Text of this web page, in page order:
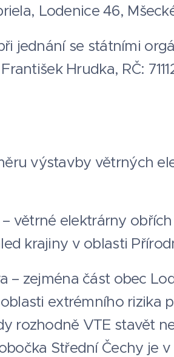
Lodenice 46,
jednání se státními
Hrudka, RČ:
výstavby větrných
větrné elektrárny
krajiny v oblasti
– zejména část obec
extrémního rizika
rozhodně VTE stavět
Střední Čechy je